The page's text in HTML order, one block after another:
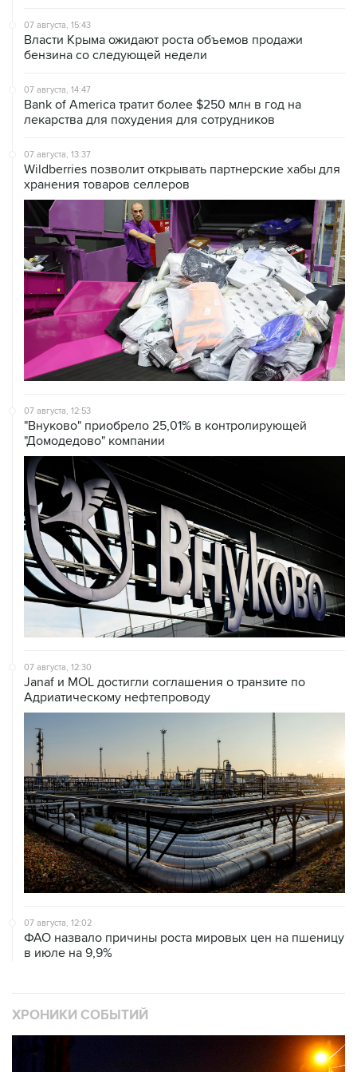
07 августа, 15:43
Власти Крыма ожидают роста объемов продажи
бензина со следующей недели
07 августа, 14:47
Bank of America тратит более $250 млн в год на
лекарства для похудения для сотрудников
07 августа, 13:37
Wildberries позволит открывать партнерские хабы для
хранения товаров селлеров
07 августа, 12:53
"Внуково" приобрело 25,01% в контролирующей
"Домодедово" компании
07 августа, 12:30
Janaf и MOL достигли соглашения о транзите по
Адриатическому нефтепроводу
07 августа, 12:02
ФАО назвало причины роста мировых цен на пшеницу
в июле на 9,9%
ХРОНИКИ СОБЫТИЙ